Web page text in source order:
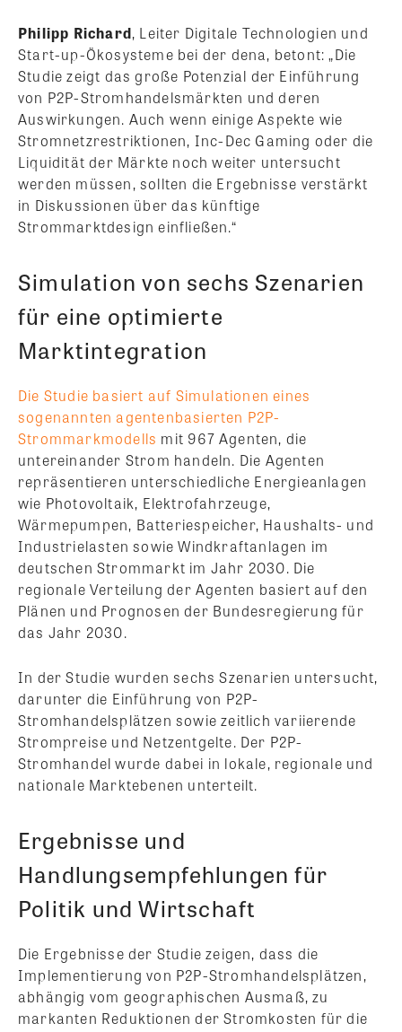
Philipp Richard, Leiter Digitale Technologien und
Start-up-Ökosysteme bei der dena, betont: „Die
Studie zeigt das große Potenzial der Einführung
von P2P-Stromhandelsmärkten und deren
Auswirkungen. Auch wenn einige Aspekte wie
Stromnetzrestriktionen, Inc-Dec Gaming oder die
Liquidität der Märkte noch weiter untersucht
werden müssen, sollten die Ergebnisse verstärkt
in Diskussionen über das künftige
Strommarktdesign einfließen.“
Simulation von sechs Szenarien
für eine optimierte
Marktintegration
Die Studie basiert auf Simulationen eines
sogenannten agentenbasierten P2P-
Strommarkmodells mit 967 Agenten, die
untereinander Strom handeln. Die Agenten
repräsentieren unterschiedliche Energieanlagen
wie Photovoltaik, Elektrofahrzeuge,
Wärmepumpen, Batteriespeicher, Haushalts- und
Industrielasten sowie Windkraftanlagen im
deutschen Strommarkt im Jahr 2030. Die
regionale Verteilung der Agenten basiert auf den
Plänen und Prognosen der Bundesregierung für
das Jahr 2030.
In der Studie wurden sechs Szenarien untersucht,
darunter die Einführung von P2P-
Stromhandelsplätzen sowie zeitlich variierende
Strompreise und Netzentgelte. Der P2P-
Stromhandel wurde dabei in lokale, regionale und
nationale Marktebenen unterteilt.
Ergebnisse und
Handlungsempfehlungen für
Politik und Wirtschaft
Die Ergebnisse der Studie zeigen, dass die
Implementierung von P2P-Stromhandelsplätzen,
abhängig vom geographischen Ausmaß, zu
markanten Reduktionen der Stromkosten für die